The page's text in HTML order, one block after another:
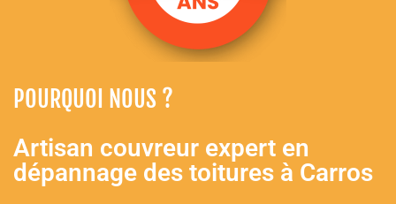
POURQUOI NOUS ?
Artisan couvreur expert en
dépannage des toitures à Carros